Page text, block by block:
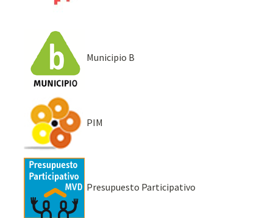
Municipio B
PIM
Presupuesto Participativo